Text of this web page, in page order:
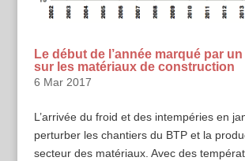
Le début de l’année marqué par
sur les matériaux de construction
6 Mar 2017
L’arrivée du froid et des intempéries en
perturber les chantiers du BTP et la
secteur des matériaux. Avec des